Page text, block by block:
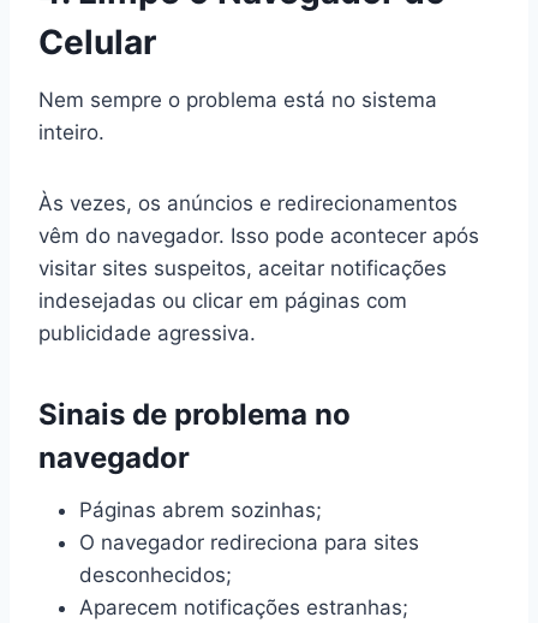
Celular
Nem sempre o problema está no sistema
inteiro.
Às vezes, os anúncios e redirecionamentos
vêm do navegador. Isso pode acontecer após
visitar sites suspeitos, aceitar notificações
indesejadas ou clicar em páginas com
publicidade agressiva.
Sinais de problema no
navegador
Páginas abrem sozinhas;
O navegador redireciona para sites
desconhecidos;
Aparecem notificações estranhas;